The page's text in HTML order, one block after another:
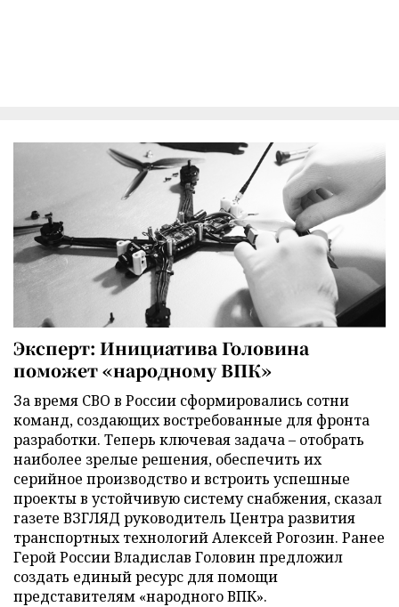
Эксперт: Инициатива Головина
поможет «народному ВПК»
За время СВО в России сформировались сотни
команд, создающих востребованные для фронта
разработки. Теперь ключевая задача – отобрать
наиболее зрелые решения, обеспечить их
серийное производство и встроить успешные
проекты в устойчивую систему снабжения, сказал
газете ВЗГЛЯД руководитель Центра развития
транспортных технологий Алексей Рогозин. Ранее
Герой России Владислав Головин предложил
создать единый ресурс для помощи
представителям «народного ВПК».